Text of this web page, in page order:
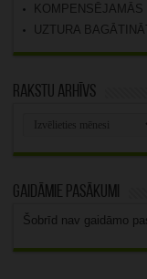
KOMPENSĒJAMĀS
UZTURA
Rakstu arhīvs
Gaidāmie pasākumi
Šobrīd nav gaidāmo